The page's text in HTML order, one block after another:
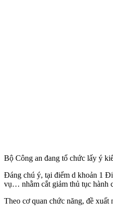
Bộ Công an đang tổ chức lấy ý
Đáng chú ý, tại điểm d khoản 1
vụ… nhằm cắt giảm thủ tục hành
Theo cơ quan chức năng, đề xuất